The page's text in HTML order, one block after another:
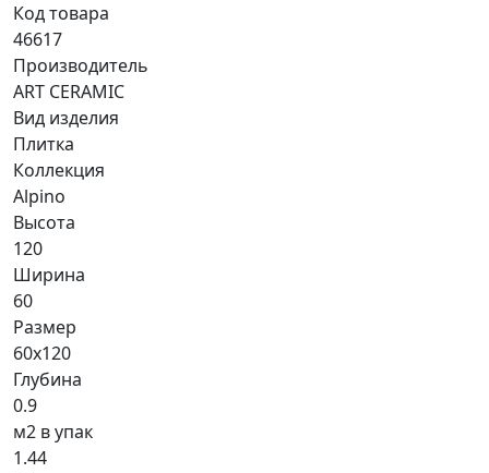
Код товара
46617
Производитель
ART CERAMIC
Вид изделия
Плитка
Коллекция
Alpino
Высота
120
Ширина
60
Размер
60x120
Глубина
0.9
м2 в упак
1.44